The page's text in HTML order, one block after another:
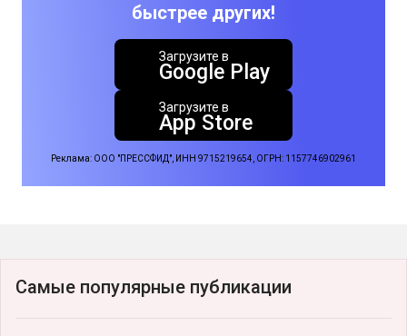
быстрее других!
Загрузите в
Google Play
Загрузите в
App Store
Реклама: ООО "ПРЕССФИД", ИНН 9715219654, ОГРН: 1157746902961
Самые популярные публикации